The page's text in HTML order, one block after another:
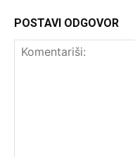
POSTAVI ODGOVOR